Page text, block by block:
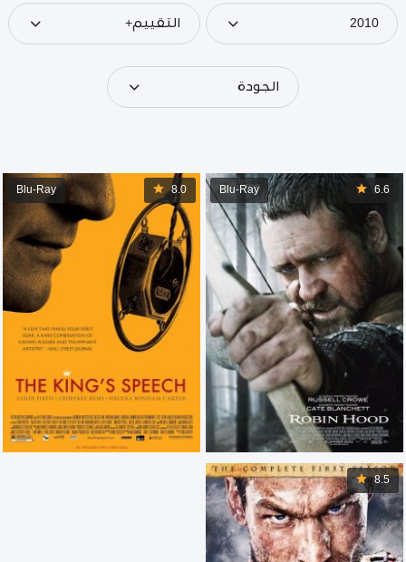
2010 التقييم+
الجودة
6.6
Blu-Ray
8.0
Blu-Ray
8.5